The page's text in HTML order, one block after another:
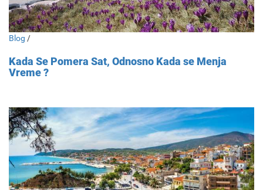
Blog /
Kada Se Pomera Sat, Odnosno Kada se Menja
Vreme ?